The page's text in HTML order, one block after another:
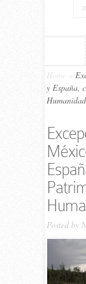
Home
y España,
Humanidad
Posted by